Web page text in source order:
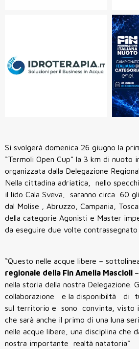
Si svolgerà domenica 26 giugno la
“Termoli Open Cup” la 3 km di nuoto
organizzata dalla Delegazione
Nella cittadina adriatica, nello
il lido Cala Sveva, saranno circa 60
dal Molise , Abruzzo, Campania,
della categorie Agonisti e Master
da eseguire due volte contrassegnato
“Questo nelle acque libere –
regionale della Fin Amelia Mascioli
nella storia della nostra Delegazione.
collaborazione e la disponibiltà di
sul territorio e sono convinta, visto
che sarà anche il primo di una luna
nelle acque libere, una disciplina che
nostra importante realtà natatoria”